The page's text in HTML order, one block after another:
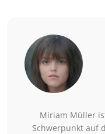
Miriam Müller
Schwerpunkt auf